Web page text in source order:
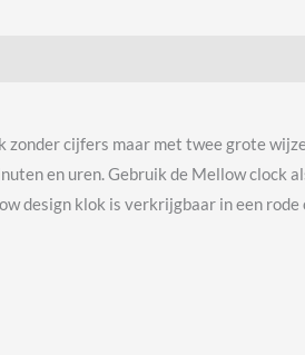
cijfers maar met twee grote
en uren. Gebruik de Mellow clock
design klok is verkrijgbaar in een